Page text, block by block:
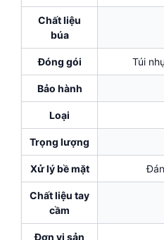
Chất liệu
búa
Đóng gói Túi
Bảo hành
Loại
Trọng lượng
Xử lý bề mặt
Chất liệu tay
cầm
Đơn vị sản